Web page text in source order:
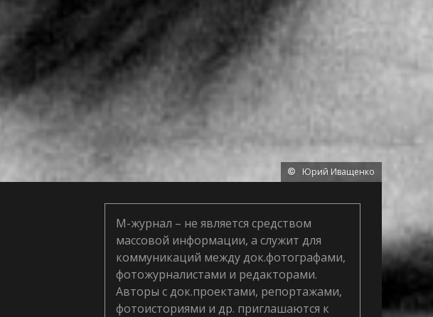
Юрий Иващенко
М-журнал – не является средством
массовой информации, а служит для
коммуникаций между док.фотографами,
фотожурналистами и редакторами.
Авторы с док.проектами, репортажами,
фотоисториями и др. приглашаются к